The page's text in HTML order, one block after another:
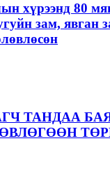
хүрээнд 80
зам, явган
ТАНДАА